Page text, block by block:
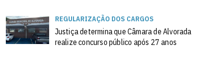
REGULARIZAÇÃO DOS CARGOS
Justiça determina que Câmara de Alvorada
realize concurso público após 27 anos